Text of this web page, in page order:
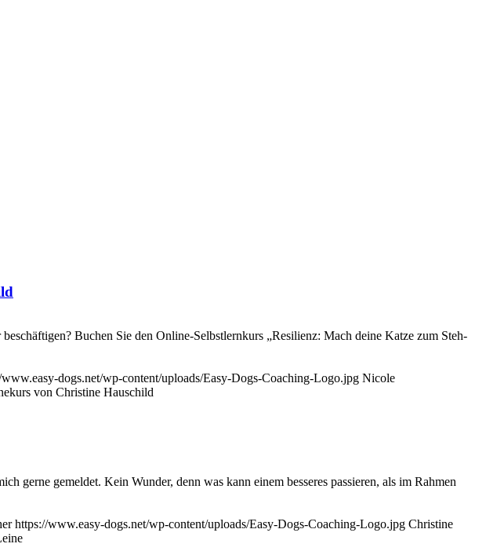
Buchen Sie den Online-Selbstlernkurs „Resilienz: Mach deine Katze zum Steh-
dogs.net/wp-content/uploads/Easy-Dogs-Coaching-Logo.jpg Nicole
von Christine Hauschild
gerne gemeldet. Kein Wunder, denn was kann einem besseres passieren, als im Rahmen
https://www.easy-dogs.net/wp-content/uploads/Easy-Dogs-Coaching-Logo.jpg Christine